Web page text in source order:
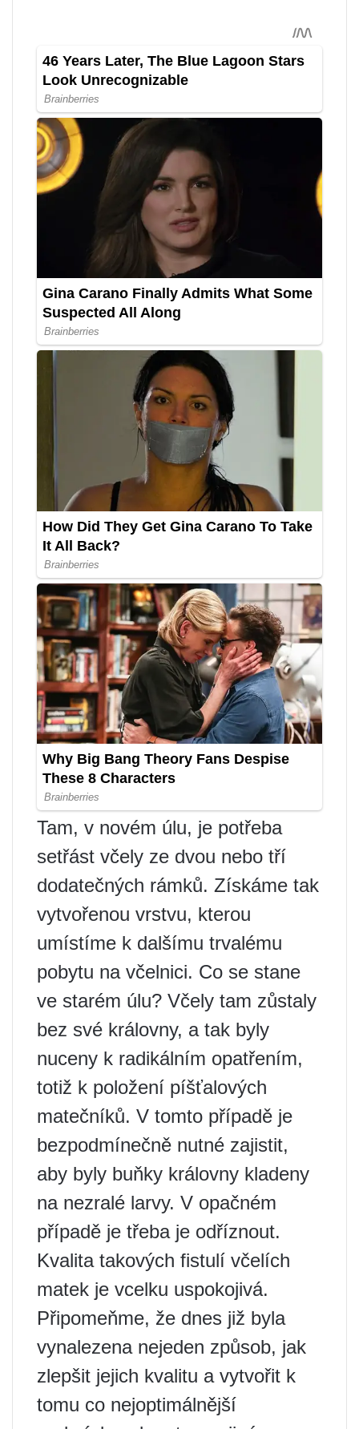
Tam, v novém úlu, je potřeba
setřást včely ze dvou nebo tří
dodatečných rámků. Získáme tak
vytvořenou vrstvu, kterou
umístíme k dalšímu trvalému
pobytu na včelnici. Co se stane
ve starém úlu? Včely tam zůstaly
bez své královny, a tak byly
nuceny k radikálním opatřením,
totiž k položení píšťalových
matečníků. V tomto případě je
bezpodmínečně nutné zajistit,
aby byly buňky královny kladeny
na nezralé larvy. V opačném
případě je třeba je odříznout.
Kvalita takových fistulí včelích
matek je vcelku uspokojivá.
Připomeňme, že dnes již byla
vynalezena nejeden způsob, jak
zlepšit jejich kvalitu a vytvořit k
tomu co nejoptimálnější